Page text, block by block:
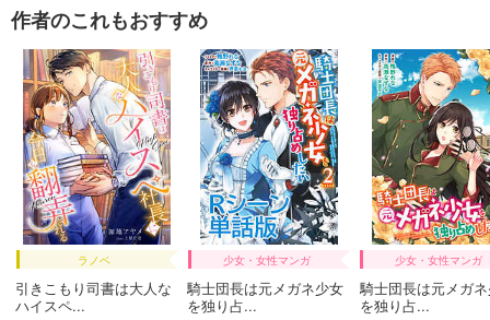
作者のこれもおすすめ
ラノベ
引きこもり司書は大人な
ハイスペ...
少女・女性マンガ
騎士団長は元メガネ少女
を独り占...
少女・女性マンガ
騎士団長は元メガ
を独り占...